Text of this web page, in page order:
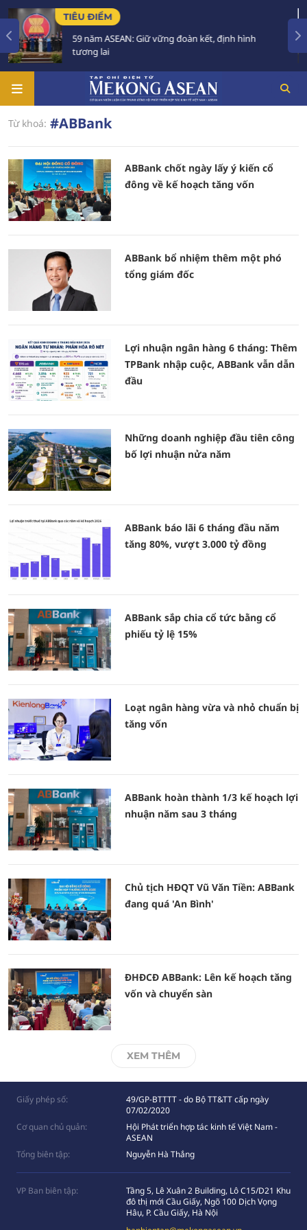
TIÊU ĐIỂM
59 năm ASEAN: Giữ vững đoàn kết, định hình
tương lai
Từ khoá: #ABBank
ABBank chốt ngày lấy ý kiến cổ
đông về kế hoạch tăng vốn
ABBank bổ nhiệm thêm một phó
tổng giám đốc
Lợi nhuận ngân hàng 6 tháng: Thêm
TPBank nhập cuộc, ABBank vẫn dẫn
đầu
Những doanh nghiệp đầu tiên công
bố lợi nhuận nửa năm
ABBank báo lãi 6 tháng đầu năm
tăng 80%, vượt 3.000 tỷ đồng
ABBank sắp chia cổ tức bằng cổ
phiếu tỷ lệ 15%
Loạt ngân hàng vừa và nhỏ chuẩn bị
tăng vốn
ABBank hoàn thành 1/3 kế hoạch lợi
nhuận năm sau 3 tháng
Chủ tịch HĐQT Vũ Văn Tiền: ABBank
đang quá 'An Bình'
ĐHĐCĐ ABBank: Lên kế hoạch tăng
vốn và chuyển sàn
XEM THÊM
Giấy phép số:
49/GP-BTTTT - do Bộ TT&TT cấp ngày
07/02/2020
Cơ quan chủ quản:
Hội Phát triển hợp tác kinh tế Việt Nam -
ASEAN
Tổng biên tập:
Nguyễn Hà Thắng
VP Ban biên tập:
Tầng 5, Lê Xuân 2 Building, Lô C15/D21 Khu
đô thị mới Cầu Giấy, Ngõ 100 Dịch Vọng
Hâụ, P. Cầu Giấy, Hà Nội